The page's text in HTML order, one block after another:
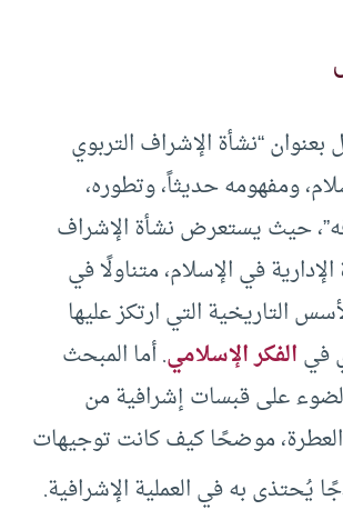
“نشأة الإشراف التربوي
ومفهومه حديثاً، وتطوره،
حيث يستعرض نشأة الإشراف
الإدارية في الإسلام، متناولًا في
التاريخية التي ارتكز عليها
فيالفكر الإسلامي. أما المبحث
على قبسات إشرافية من
العطرة، موضحًا كيف كانت توجيهات
يُحتذى به في العملية الإشرافية.